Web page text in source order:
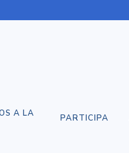
A LA
PARTICIPA